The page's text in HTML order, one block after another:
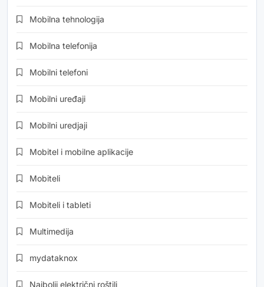
Mobilna tehnologija
Mobilna telefonija
Mobilni telefoni
Mobilni uređaji
Mobilni uredjaji
Mobitel i mobilne aplikacije
Mobiteli
Mobiteli i tableti
Multimedija
mydataknox
Najbolji električni roštilj